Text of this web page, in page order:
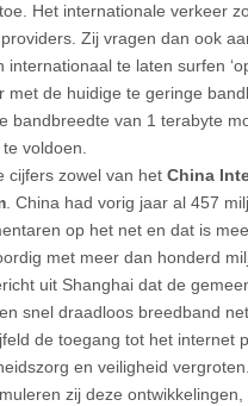
Het internationale verkeer
Zij vragen dan ook
te laten surfen
met de huidige te geringe
bandbreedte van 1 terabyte
voldoen.
cijfers zowel van het China
. China had vorig jaar al 457
op het net en dat is
met meer dan honderd
uit Shanghai dat de
snel draadloos breedband
de toegang tot het internet
en veiligheid
zij deze